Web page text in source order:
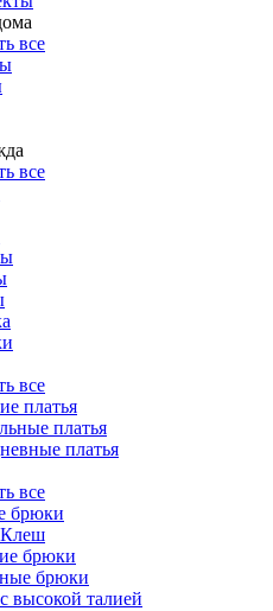
все
все
все
платья
платья
платья
все
брюки
брюки
брюки
высокой талией